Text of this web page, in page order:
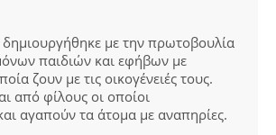
δημιουργήθηκε με την πρωτοβουλία
παιδιών και εφήβων με
ζουν με τις οικογένειές τους.
από φίλους οι οποίοι
αγαπούν τα άτομα με αναπηρίες.